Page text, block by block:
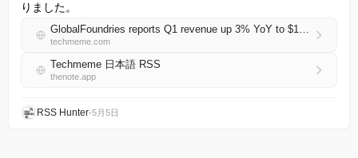
りました。
GlobalFoundries reports Q1 revenue up 3% YoY to $1.63B, in line with est., and forecasts Q2 revenue and adjusted earnings above estimates; GFS closes up 9.28% (Patrick Seitz/Investor's Business Daily)
techmeme.com
Techmeme 日本語 RSS
thenote.app
RSS Hunter•5月5日